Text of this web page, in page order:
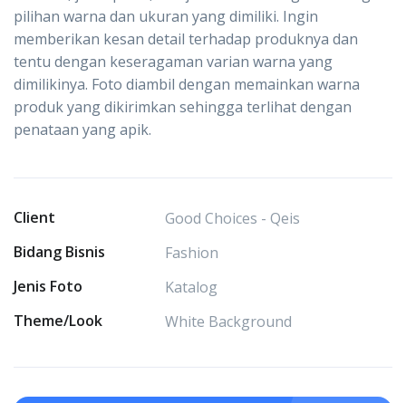
pilihan warna dan ukuran yang dimiliki. Ingin
memberikan kesan detail terhadap produknya dan
tentu dengan keseragaman varian warna yang
dimilikinya. Foto diambil dengan memainkan warna
produk yang dikirimkan sehingga terlihat dengan
penataan yang apik.
Client
Good Choices - Qeis
Bidang Bisnis
Fashion
Jenis Foto
Katalog
Theme/Look
White Background